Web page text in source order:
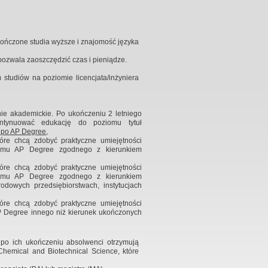
studia wyższe i znajomość języka
zaoszczędzić czas i pieniądze.
studiów na poziomie licencjata/inżyniera
akademickie. Po ukończeniu 2 letniego
edukację do poziomu tytuł
AP Degree,
chcą zdobyć praktyczne umiejętności
AP Degree zgodnego z kierunkiem
chcą zdobyć praktyczne umiejętności
AP Degree zgodnego z kierunkiem
przedsiębiorstwach, instytucjach
chcą zdobyć praktyczne umiejętności
innego niż kierunek ukończonych
ich ukończeniu absolwenci otrzymują
and Biotechnical Science, które